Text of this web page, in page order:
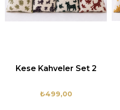
Kese Kahveler Set 2
₺499,00